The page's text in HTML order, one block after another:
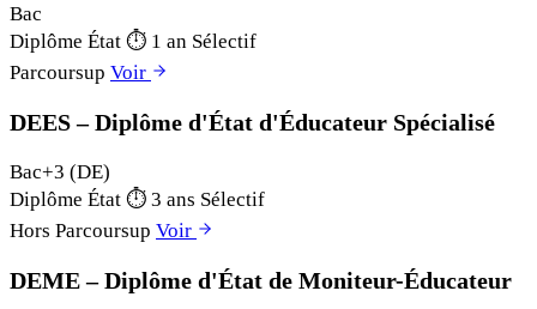
Bac
Diplôme État ⏱ 1 an Sélectif
Parcoursup Voir
DEES – Diplôme d'État d'Éducateur Spécialisé
Bac+3 (DE)
Diplôme État ⏱ 3 ans Sélectif
Hors Parcoursup Voir
DEME – Diplôme d'État de Moniteur-Éducateur